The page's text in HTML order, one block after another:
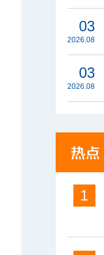
03
2026.08
03
2026.08
1